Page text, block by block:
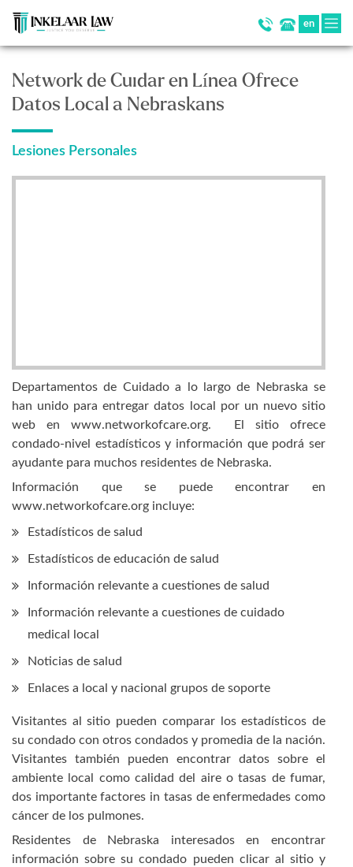
en
Network de Cuidar en Línea Ofrece
Datos Local a Nebraskans
Lesiones Personales
Departamentos de Cuidado a lo largo de Nebraska se
han unido para entregar datos local por un nuevo sitio
web en www.networkofcare.org. El sitio ofrece
condado-nivel estadísticos y información que podrá ser
ayudante para muchos residentes de Nebraska.
Información que se puede encontrar en
www.networkofcare.org incluye:
Estadísticos de salud
Estadísticos de educación de salud
Información relevante a cuestiones de salud
Información relevante a cuestiones de cuidado
medical local
Noticias de salud
Enlaces a local y nacional grupos de soporte
Visitantes al sitio pueden comparar los estadísticos de
su condado con otros condados y promedia de la nación.
Visitantes también pueden encontrar datos sobre el
ambiente local como calidad del aire o tasas de fumar,
dos importante factores in tasas de enfermedades como
cáncer de los pulmones.
Residentes de Nebraska interesados en encontrar
información sobre su condado pueden clicar al sitio y